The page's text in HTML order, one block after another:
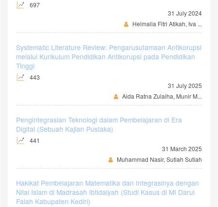
697
31 July 2024
Helmalia Fitri Atikah, Iva ...
Systematic Literature Review: Pengarusutamaan Antikorupsi
melalui Kurikulum Pendidikan Antikorupsi pada Pendidikan
Tinggi
443
31 July 2025
Aida Ratna Zulaiha, Munir M...
Pengintegrasian Teknologi dalam Pembelajaran di Era
Digital (Sebuah Kajian Pustaka)
441
31 March 2025
Muhammad Nasir, Sutiah Sutiah
Hakikat Pembelajaran Matematika dan Integrasinya dengan
Nilai Islam di Madrasah Ibtidaiyah (Studi Kasus di MI Darul
Falah Kabupaten Kediri)